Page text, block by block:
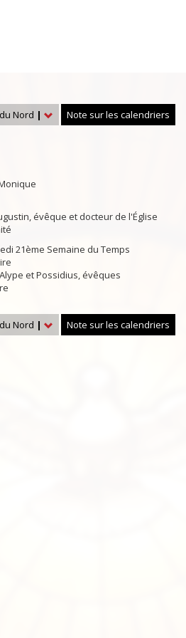
Nord | Note sur les calendriers
évêque et docteur de l'Église
21ème Semaine du Temps
et Possidius, évêques
Nord | Note sur les calendriers